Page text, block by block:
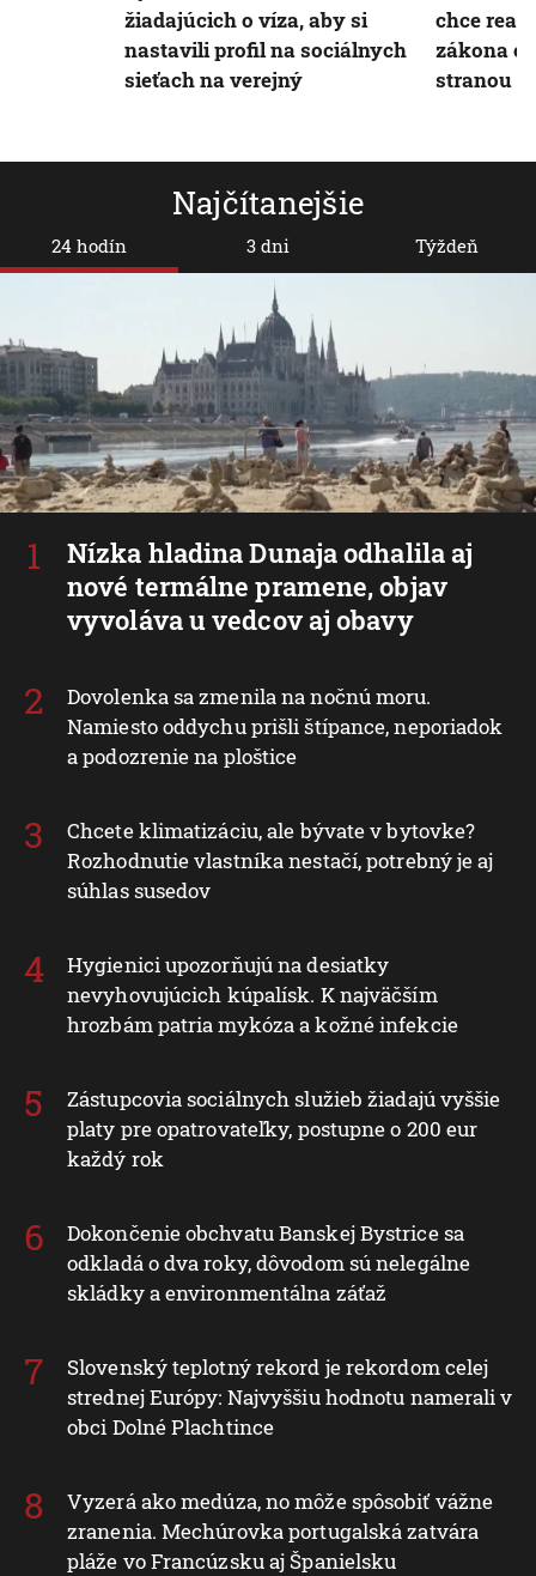
Najčítanejšie
24 hodín
Nízka hladina Dunaja odhalila aj
nové termálne pramene, objav
vyvoláva u vedcov aj obavy
Dovolenka sa zmenila na nočnú moru.
Namiesto oddychu prišli štípance, neporiadok
a podozrenie na ploštice
Chcete klimatizáciu, ale bývate v bytovke?
Rozhodnutie vlastníka nestačí, potrebný je aj
súhlas susedov
Hygienici upozorňujú na desiatky
nevyhovujúcich kúpalísk. K najväčším
hrozbám patria mykóza a kožné infekcie
Zástupcovia sociálnych služieb žiadajú vyššie
platy pre opatrovateľky, postupne o 200 eur
každý rok
Dokončenie obchvatu Banskej Bystrice sa
odkladá o dva roky, dôvodom sú nelegálne
skládky a environmentálna záťaž
Slovenský teplotný rekord je rekordom celej
strednej Európy: Najvyššiu hodnotu namerali v
obci Dolné Plachtince
Vyzerá ako medúza, no môže spôsobiť vážne
zranenia. Mechúrovka portugalská zatvára
pláže vo Francúzsku aj Španielsku
3 dni Týždeň
žiadajúcich o víza, aby si
nastavili profil na sociálnych
sieťach na verejný
chce
zákona o
stranou